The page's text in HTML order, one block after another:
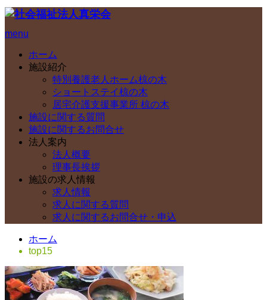
menu
ホーム
施設紹介
特別養護老人ホーム椋の木
ショートステイ椋の木
居宅介護支援事業所 椋の木
施設に関する質問
施設に関するお問合せ
法人案内
法人概要
理事長挨拶
施設の求人情報
求人情報
求人に関する質問
求人に関するお問合せ・申込
ホーム
top15